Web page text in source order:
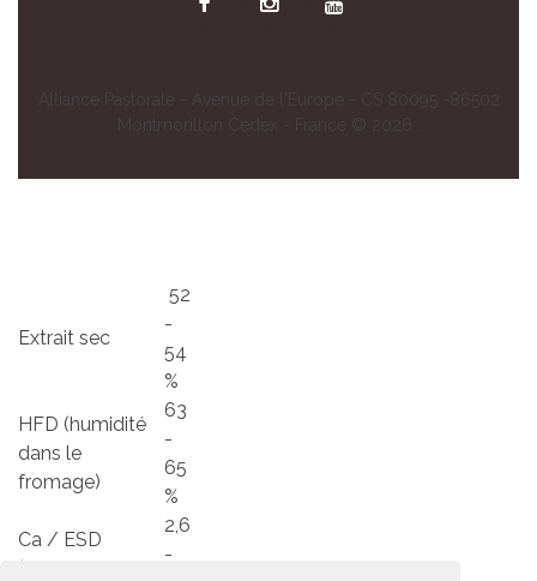
Alliance Pastorale - Avenue de l'Europe - CS 80095 -86502
Montmorillon Cedex - France ©
Extrait sec
52
-
54
%
HFD (humidité
dans le
fromage)
63
-
65
%
Ca / ESD
2,6
-